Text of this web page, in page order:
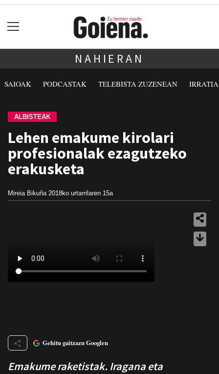
NAHIERAN
SAIOAK PODCASTAK TELEBISTA ZUZENEAN
ALBISTEAK
Lehen emakume kirolari
profesionalak ezagutzeko
erakusketa
Mireia Bikuña 2018ko urtarrilaren 15a
Gehitu gaitzazu Googlen
Emakume raketistak. Iragana eta